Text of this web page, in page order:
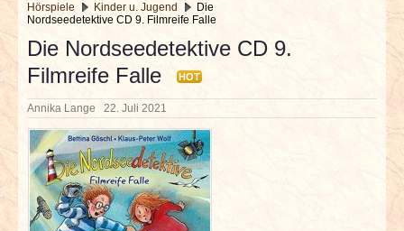
NEUESTE ARTIKEL
NEWS & DATES
BERICHTE
VERLOSUNGEN
INTERVIEWS
Hörspiele Kinder u. Jugend
Die
Nordseedetektive CD 9. Filmreife Falle
Die Nordseedetektive CD 9.
Filmreife Falle
HOT
Annika Lange 22. Juli 2021